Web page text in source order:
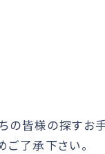
の皆様の探すお
了承下さい。